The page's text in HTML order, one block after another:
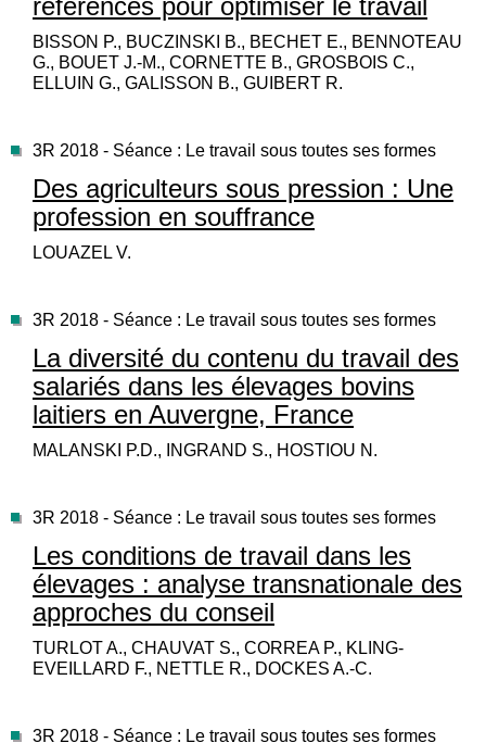
références pour optimiser le travail
BISSON P., BUCZINSKI B., BECHET E., BENNOTEAU
G., BOUET J.-M., CORNETTE B., GROSBOIS C.,
ELLUIN G., GALISSON B., GUIBERT R.
3R 2018 - Séance : Le travail sous toutes ses formes
Des agriculteurs sous pression : Une
profession en souffrance
LOUAZEL V.
3R 2018 - Séance : Le travail sous toutes ses formes
La diversité du contenu du travail des
salariés dans les élevages bovins
laitiers en Auvergne, France
MALANSKI P.D., INGRAND S., HOSTIOU N.
3R 2018 - Séance : Le travail sous toutes ses formes
Les conditions de travail dans les
élevages : analyse transnationale des
approches du conseil
TURLOT A., CHAUVAT S., CORREA P., KLING-
EVEILLARD F., NETTLE R., DOCKES A.-C.
3R 2018 - Séance : Le travail sous toutes ses formes